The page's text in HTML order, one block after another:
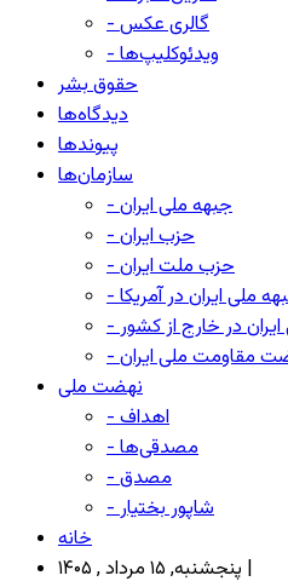
- گالری عکس
- ویدئوکلیپ‌ها
حقوق بشر
دیدگاه‌ها
پیوندها
سازمان‌ها
- جبهه ملی ایران
- حزب ایران
- حزب ملت ایران
ملی ایران در آمریکا
در خارج از کشور
مقاومت ملی ایران
نهضت ملی
- اهداف
- مصدقی‌ها
- مصدق
- شاپور بختیار
خانه
پنجشنبه, ۱۵ مرداد , ۱۴۰۵ |